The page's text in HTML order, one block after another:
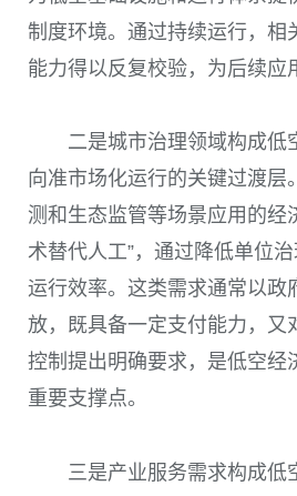
制度环境。通过持续运行，相
能力得以反复校验，为后续应
二是城市治理领域构成低
向准市场化运行的关键过渡层
测和生态监管等场景应用的经
术替代人工”，通过降低单位
运行效率。这类需求通常以政
放，既具备一定支付能力，又
控制提出明确要求，是低空经
重要支撑点。
三是产业服务需求构成低